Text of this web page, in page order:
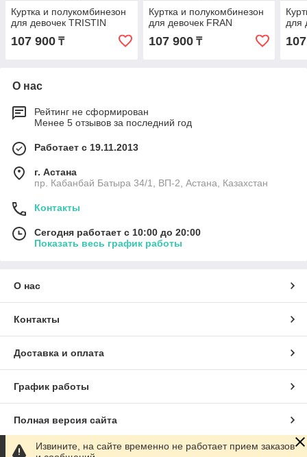
Куртка и полукомбинезон
для девочек TRISTIN
107 900 ₸
Куртка и полукомбинезон
для девочек FRAN
107 900₸
для
О нас
Рейтинг не сформирован
Менее 5 отзывов за последний год
Работает с 19.11.2013
г. Астана
пр. Кабанбай Батыра 34/1, ВП-2, Астана, Казахстан
Контакты
Сегодня работает с 10:00 до 20:00
Показать весь график работы
О нас
Контакты
Доставка и оплата
График работы
Полная версия сайта
Сайт создан на маркетплейсе Satu.kz
Извините, на сайте временно не работает прием заказов